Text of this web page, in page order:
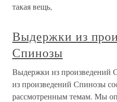
такая вещь,
Выдержки из
Спинозы
Выдержки из
из произведений Спинозы
рассмотренным темам. Мы